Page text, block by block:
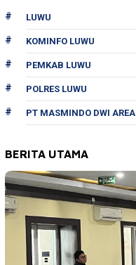
LUWU
KOMINFO LUWU
PEMKAB LUWU
POLRES LUWU
PT MASMINDO DWI AREA
BERITA UTAMA